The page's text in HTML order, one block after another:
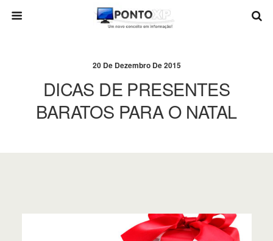
20 De Dezembro De 2015
DICAS DE PRESENTES
BARATOS PARA O NATAL